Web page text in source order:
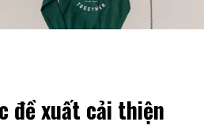
đề xuất cải thiện